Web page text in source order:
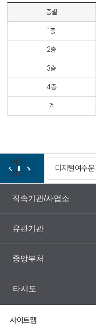
층별
1층
2층
3층
4층
계
이
전
정
지
다
음
디지털여수
직속기관/사업소
유관기관
중앙부처
타시도
사이트맵